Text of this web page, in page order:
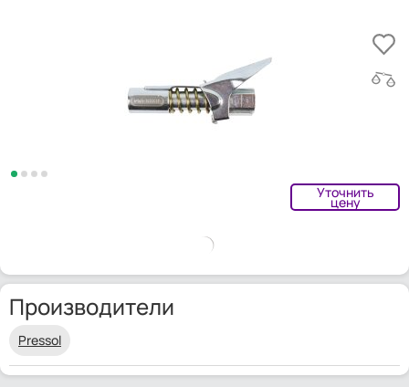
Уточнить
цену
Производители
Pressol